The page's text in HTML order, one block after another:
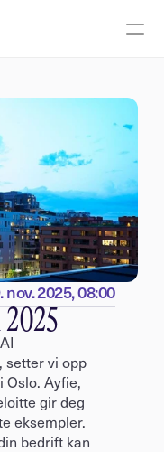
nov. 2025, 08:00
setter vi opp
Oslo. Ayfie,
gir deg
eksempler.
bedrift kan